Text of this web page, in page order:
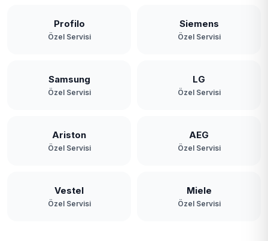
Profilo
Özel Servisi
Siemens
Özel Servisi
Samsung
Özel Servisi
LG
Özel Servisi
Ariston
Özel Servisi
AEG
Özel Servisi
Vestel
Özel Servisi
Miele
Özel Servisi